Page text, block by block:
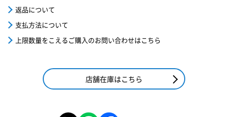
返品について
支払方法について
上限数量をこえるご購入のお問い合わせはこちら
店舗在庫はこちら